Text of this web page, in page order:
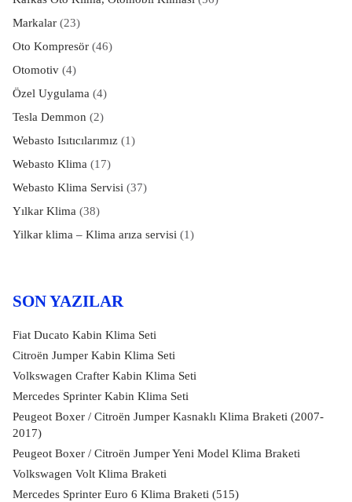
Markalar(23)
Oto Kompresör(46)
Otomotiv(4)
Özel Uygulama (4)
Tesla Demmon (2)
Webasto Isıtıcılarımız(1)
Webasto Klima (17)
Webasto Klima Servisi (37)
Yılkar Klima (38)
Yilkar klima – Klima arıza servisi (1)
SON YAZILAR
Fiat Ducato Kabin Klima Seti
Citroën Jumper Kabin Klima Seti
Volkswagen Crafter Kabin Klima Seti
Mercedes Sprinter Kabin Klima Seti
Peugeot Boxer / Citroën Jumper Kasnaklı Klima Braketi (2007-
2017)
Peugeot Boxer / Citroën Jumper Yeni Model Klima Braketi
Volkswagen Volt Klima Braketi
Mercedes Sprinter Euro 6 Klima Braketi (515)